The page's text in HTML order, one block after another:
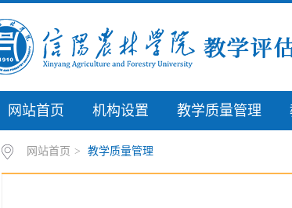
网站首页 机构设置 教学质量管理
网站首页 > 教学质量管理